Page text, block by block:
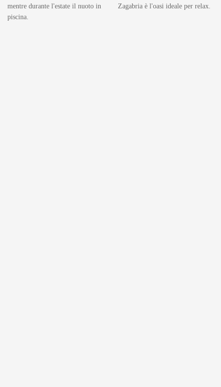
mentre durante l'estate il nuoto in
piscina.
Zagabria è l'oasi ideale per relax.